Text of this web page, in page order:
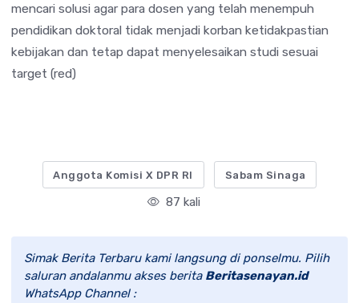
mencari solusi agar para dosen yang telah menempuh
pendidikan doktoral tidak menjadi korban ketidakpastian
kebijakan dan tetap dapat menyelesaikan studi sesuai
target (red)
Anggota Komisi X DPR RI Sabam Sinaga
87 kali
Simak Berita Terbaru kami langsung di ponselmu. Pilih
saluran andalanmu akses berita Beritasenayan.id
WhatsApp Channel :